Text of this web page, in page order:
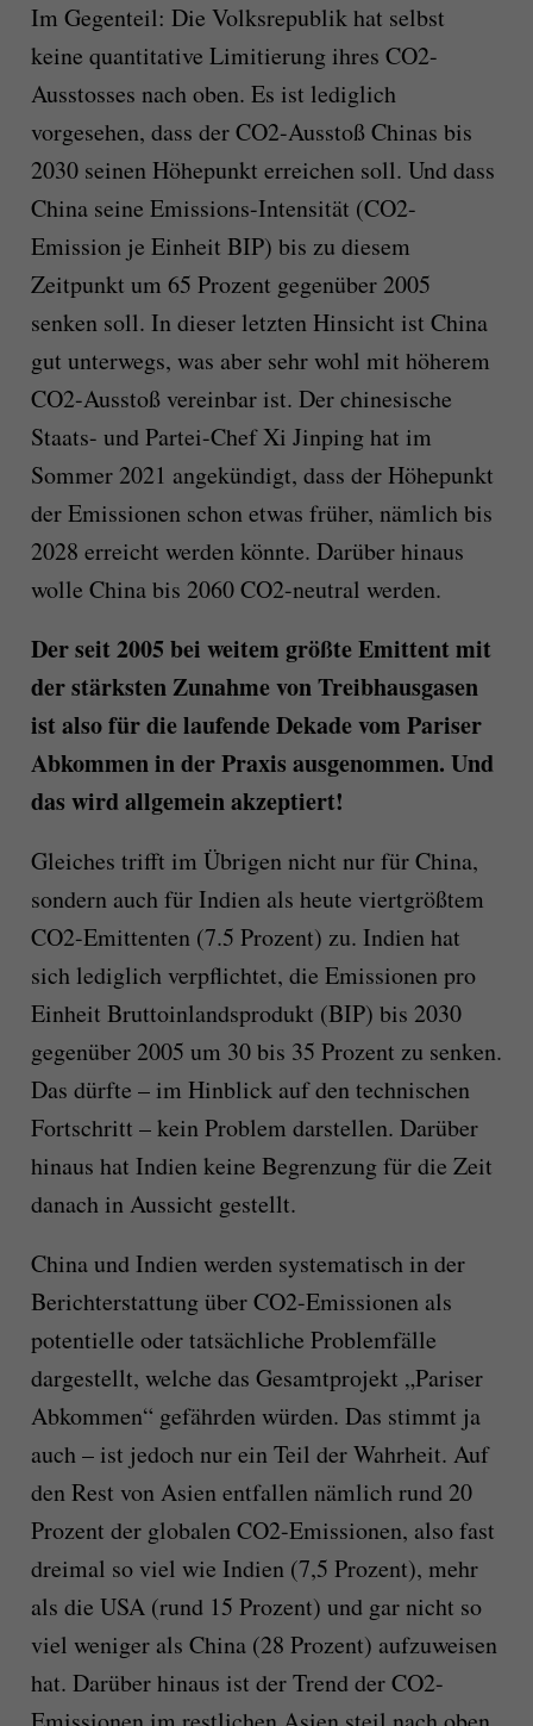
Im Gegenteil: Die Volksrepublik hat selbst
keine quantitative Limitierung ihres CO2-
Ausstosses nach oben. Es ist lediglich
vorgesehen, dass der CO2-Ausstoß Chinas bis
2030 seinen Höhepunkt erreichen soll. Und dass
China seine Emissions-Intensität (CO2-
Emission je Einheit BIP) bis zu diesem
Zeitpunkt um 65 Prozent gegenüber 2005
senken soll. In dieser letzten Hinsicht ist China
gut unterwegs, was aber sehr wohl mit höherem
CO2-Ausstoß vereinbar ist. Der chinesische
Staats- und Partei-Chef Xi Jinping hat im
Sommer 2021 angekündigt, dass der Höhepunkt
der Emissionen schon etwas früher, nämlich bis
2028 erreicht werden könnte. Darüber hinaus
wolle China bis 2060 CO2-neutral werden.
Der seit 2005 bei weitem größte Emittent mit
der stärksten Zunahme von Treibhausgasen
ist also für die laufende Dekade vom Pariser
Abkommen in der Praxis ausgenommen. Und
das wird allgemein akzeptiert!
Gleiches trifft im Übrigen nicht nur für China,
sondern auch für Indien als heute viertgrößtem
CO2-Emittenten (7.5 Prozent) zu. Indien hat
sich lediglich verpflichtet, die Emissionen pro
Einheit Bruttoinlandsprodukt (BIP) bis 2030
gegenüber 2005 um 30 bis 35 Prozent zu senken.
Das dürfte – im Hinblick auf den technischen
Fortschritt – kein Problem darstellen. Darüber
hinaus hat Indien keine Begrenzung für die Zeit
danach in Aussicht gestellt.
China und Indien werden systematisch in der
Berichterstattung über CO2-Emissionen als
potentielle oder tatsächliche Problemfälle
dargestellt, welche das Gesamtprojekt „Pariser
Abkommen“ gefährden würden. Das stimmt ja
auch – ist jedoch nur ein Teil der Wahrheit. Auf
den Rest von Asien entfallen nämlich rund 20
Prozent der globalen CO2-Emissionen, also fast
dreimal so viel wie Indien (7,5 Prozent), mehr
als die USA (rund 15 Prozent) und gar nicht so
viel weniger als China (28 Prozent) aufzuweisen
hat. Darüber hinaus ist der Trend der CO2-